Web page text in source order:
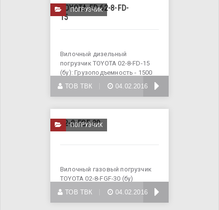
ПОГРУЗЧИК
TOYOTA FD 62-8-FD-
15
Вилочный дизельный
погрузчик TOYOTA 02-8-FD-15
(бу): Грузоподъемность - 1500
кг
ТОВ ТВК 04.02.2016
ПОГРУЗЧИК
02-8-FGF-30
Вилочный газовый погрузчик
TOYOTA 02-8-FGF-30 (бу)
Грузоподъемность - 3000 кг
ТОВ ТВК 04.02.2016